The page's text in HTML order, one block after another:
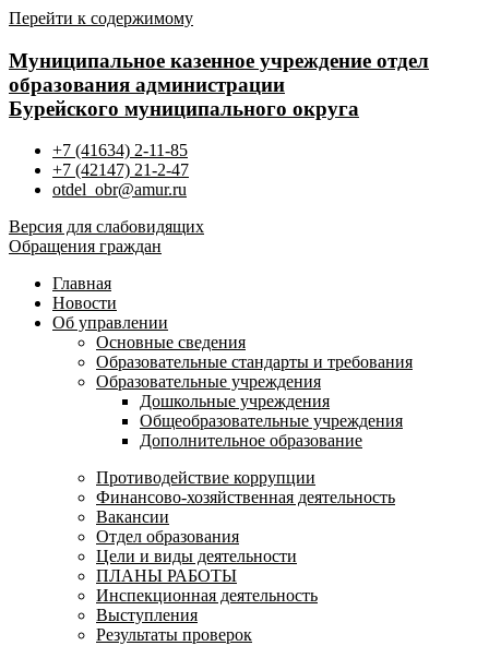
Перейти к содержимому
Муниципальное казенное учреждение отдел
образования администрации
Бурейского муниципального округа
+7 (41634) 2-11-85
+7 (42147) 21-2-47
otdel_obr@amur.ru
Версия для слабовидящих
Обращения граждан
Главная
Новости
Об управлении
Основные сведения
Образовательные стандарты и требования
Образовательные учреждения
Дошкольные учреждения
Общеобразовательные учреждения
Дополнительное образование
Противодействие коррупции
Финансово-хозяйственная деятельность
Вакансии
Отдел образования
Цели и виды деятельности
ПЛАНЫ РАБОТЫ
Инспекционная деятельность
Выступления
Результаты проверок